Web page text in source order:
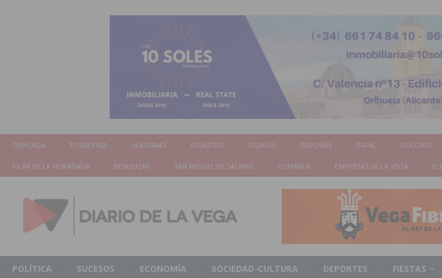
ORIHUELA TORREVIEJA ALMORADÍ BIGASTRO ROJALES REDOVÁN RAFAL DOLORES
PILAR DE LA HORADADA BENEJUZAR SAN MIGUEL DE SALINAS COMARCA EMPRESAS DE LA VEGA
POLÍTICA SUCESOS ECONOMÍA SOCIEDAD-CULTURA DEPORTES FIESTAS